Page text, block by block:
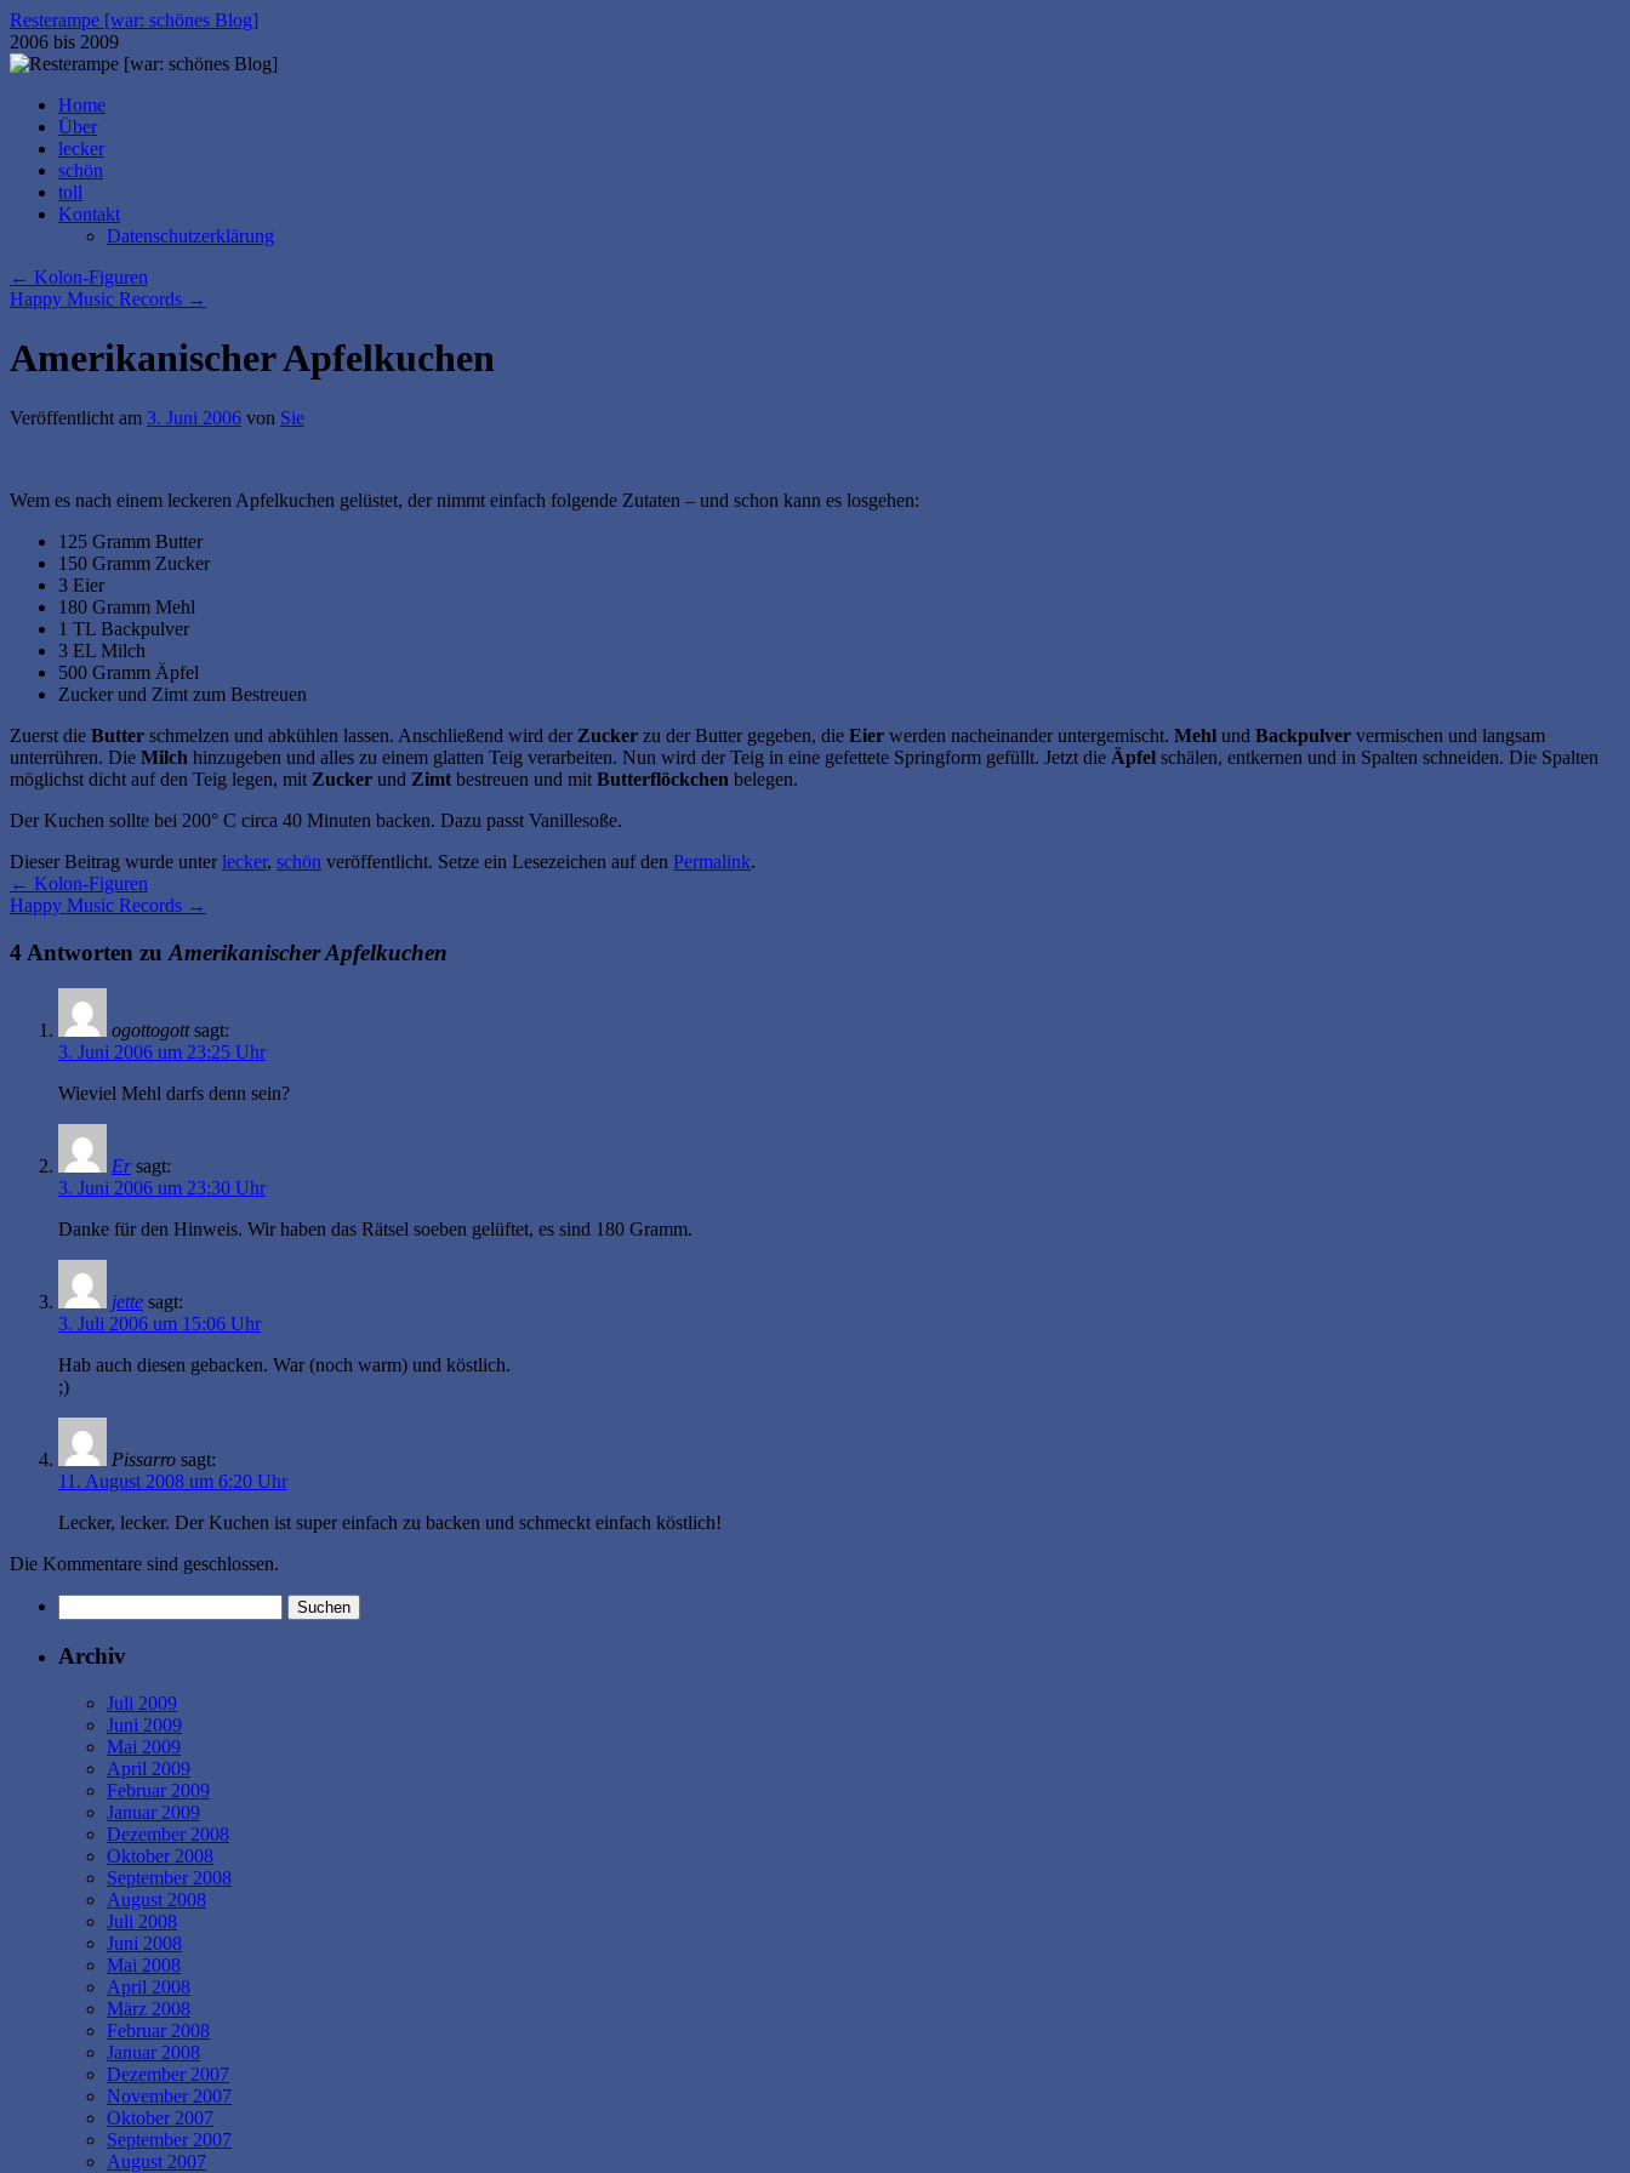
Zum
Inhalt
springen
Resterampe [war: schönes Blog]
2006 bis 2009
Home
Über
lecker
schön
toll
Kontakt
Datenschutzerklärung
← Kolon-Figuren
Happy Music Records →
Amerikanischer Apfelkuchen
Veröffentlicht am 3. Juni 2006 von Sie
Wem es nach einem leckeren Apfelkuchen gelüstet, der nimmt einfach folgende Zutaten – und schon kann es losgehen:
125 Gramm Butter
150 Gramm Zucker
3 Eier
180 Gramm Mehl
1 TL Backpulver
3 EL Milch
500 Gramm Äpfel
Zucker und Zimt zum Bestreuen
Zuerst die Butter schmelzen und abkühlen lassen. Anschließend wird der Zucker zu der Butter gegeben, die Eier werden nacheinander untergemischt. Mehl und Backpulver vermischen und langsam
unterrühren. Die Milch hinzugeben und alles zu einem glatten Teig verarbeiten. Nun wird der Teig in eine gefettete Springform gefüllt. Jetzt die Äpfel schälen, entkernen und in Spalten schneiden. Die Spalten
möglichst dicht auf den Teig legen, mit Zucker und Zimt bestreuen und mit Butterflöckchen belegen.
Der Kuchen sollte bei 200° C circa 40 Minuten backen. Dazu passt Vanillesoße.
Dieser Beitrag wurde unterlecker, schön veröffentlicht. Setze ein Lesezeichen auf den Permalink.
← Kolon-Figuren
Happy Music Records →
4 Antworten zu Amerikanischer Apfelkuchen
ogottogott sagt:
3. Juni 2006 um 23:25 Uhr
Wieviel Mehl darfs denn sein?
Er sagt:
3. Juni 2006 um 23:30 Uhr
Danke für den Hinweis. Wir haben das Rätsel soeben gelüftet, es sind 180 Gramm.
jette sagt:
3. Juli 2006 um 15:06 Uhr
Hab auch diesen gebacken. War (noch warm) und köstlich.
;)
Pissarro sagt:
11. August 2008 um 6:20 Uhr
Lecker, lecker. Der Kuchen ist super einfach zu backen und schmeckt einfach köstlich!
Die Kommentare sind geschlossen.
nach:
Archiv
Juli 2009
Juni 2009
Mai 2009
April 2009
Februar 2009
Januar 2009
Dezember 2008
Oktober 2008
September 2008
August 2008
Juli 2008
Juni 2008
Mai 2008
April 2008
März 2008
Februar 2008
Januar 2008
Dezember 2007
November 2007
Oktober 2007
September 2007
August 2007